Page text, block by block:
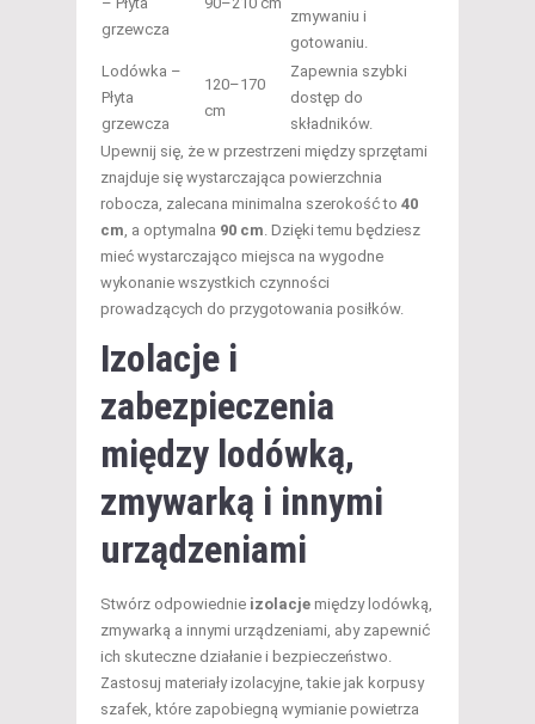
grzewcza
zmywaniu i
gotowaniu.
Lodówka –
Płyta
grzewcza
120–170
cm
Zapewnia szybki
dostęp do
składników.
Upewnij się, że w przestrzeni między sprzętami
znajduje się wystarczająca powierzchnia
robocza, zalecana minimalna szerokość to 40
cm , a optymalna 90 cm . Dzięki temu będziesz
mieć wystarczająco miejsca na wygodne
wykonanie wszystkich czynności
prowadzących do przygotowania posiłków.
Izolacje i
zabezpieczenia
między lodówką,
zmywarką i innymi
urządzeniami
Stwórz odpowiednie izolacje między lodówką,
zmywarką a innymi urządzeniami, aby zapewnić
ich skuteczne działanie i bezpieczeństwo.
Zastosuj materiały izolacyjne, takie jak korpusy
szafek, które zapobiegną wymianie powietrza